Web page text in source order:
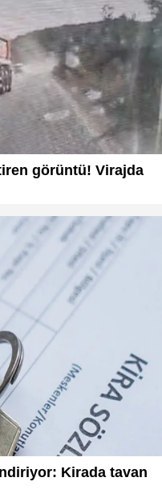
görüntü! Virajda
Kirada tavan